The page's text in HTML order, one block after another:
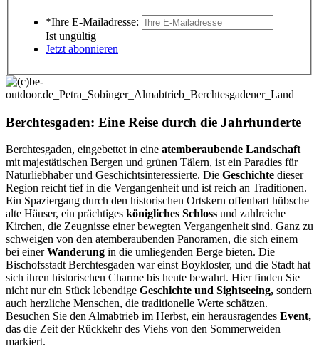
*Ihre E-Mailadresse:
Ist ungültig
Jetzt abonnieren
Berchtesgaden: Eine Reise durch die Jahrhunderte
Berchtesgaden, eingebettet in eine atemberaubende Landschaft
mit majestätischen Bergen und grünen Tälern, ist ein Paradies für
Naturliebhaber und Geschichtsinteressierte. Die Geschichte dieser
Region reicht tief in die Vergangenheit und ist reich an Traditionen.
Ein Spaziergang durch den historischen Ortskern offenbart hübsche
alte Häuser, ein prächtiges königliches Schloss und zahlreiche
Kirchen, die Zeugnisse einer bewegten Vergangenheit sind. Ganz zu
schweigen von den atemberaubenden Panoramen, die sich einem
bei einerWanderung in die umliegenden Berge bieten. Die
Bischofsstadt Berchtesgaden war einst Boykloster, und die Stadt hat
sich ihren historischen Charme bis heute bewahrt. Hier finden Sie
nicht nur ein Stück lebendige Geschichte und Sightseeing, sondern
auch herzliche Menschen, die traditionelle Werte schätzen.
Besuchen Sie den Almabtrieb im Herbst, ein herausragendes Event,
das die Zeit der Rückkehr des Viehs von den Sommerweiden
markiert.